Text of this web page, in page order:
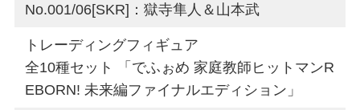
No.001/06[SKR]：獄寺隼人＆山本武
トレーディングフィギュア
全10種セット 「でふぉめ 家庭教師ヒットマンR
EBORN! 未来編ファイナルエディション」